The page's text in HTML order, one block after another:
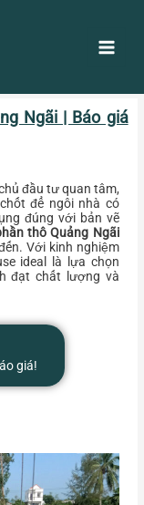
Menu
Ngãi | Báo giá
đầu tư quan tâm,
để ngôi nhà có
đúng với bản vẽ
thô Quảng Ngãi
Với kinh nghiệm
ideal là lựa chọn
đạt chất lượng và
giá!